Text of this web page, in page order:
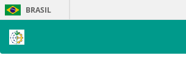
Skip
navigation
BRASIL